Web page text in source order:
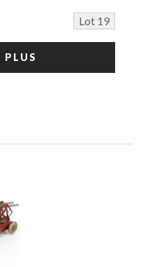
Lot 19
PLUS